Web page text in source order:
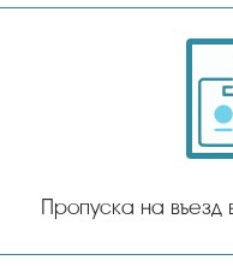
Пропуска на въезд